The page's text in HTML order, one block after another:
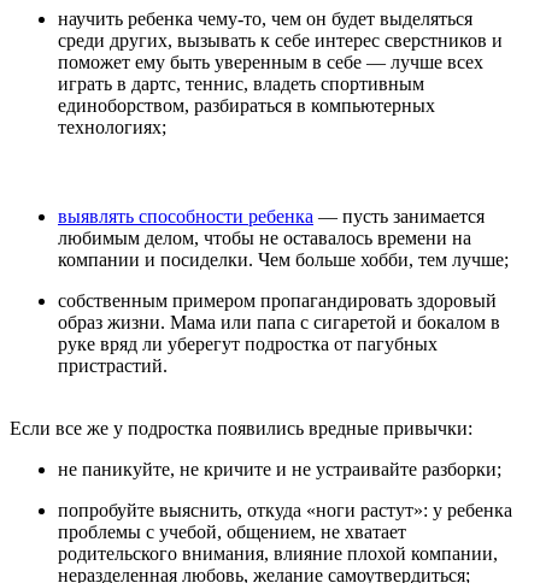
научить ребенка чему-то, чем он будет выделяться
среди других, вызывать к себе интерес сверстников и
поможет ему быть уверенным в себе — лучше всех
играть в дартс, теннис, владеть спортивным
единоборством, разбираться в компьютерных
технологиях;
выявлять способности ребенка — пусть занимается
любимым делом, чтобы не оставалось времени на
компании и посиделки. Чем больше хобби, тем лучше;
собственным примером пропагандировать здоровый
образ жизни. Мама или папа с сигаретой и бокалом в
руке вряд ли уберегут подростка от пагубных
пристрастий.
Если все же у подростка появились вредные привычки:
не паникуйте, не кричите и не устраивайте разборки;
попробуйте выяснить, откуда «ноги растут»: у ребенка
проблемы с учебой, общением, не хватает
родительского внимания, влияние плохой компании,
неразделенная любовь, желание самоутвердиться;